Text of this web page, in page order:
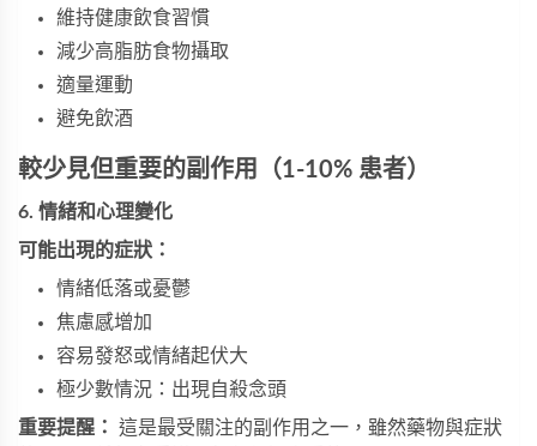
維持健康飲食習慣
減少高脂肪食物攝取
適量運動
避免飲酒
較少見但重要的副作用（1-10% 患者）
6. 情緒和心理變化
可能出現的症狀：
情緒低落或憂鬱
焦慮感增加
容易發怒或情緒起伏大
極少數情況：出現自殺念頭
重要提醒：
這是最受關注的副作用之一，雖然藥物與症狀